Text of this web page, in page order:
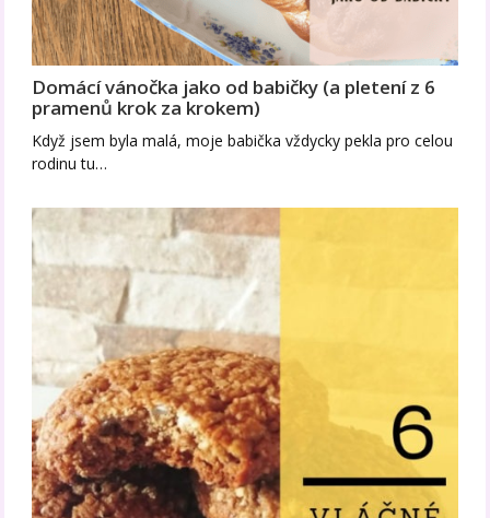
Domácí vánočka jako od babičky (a pletení z 6
pramenů krok za krokem)
Když jsem byla malá, moje babička vždycky pekla pro celou
rodinu tu…